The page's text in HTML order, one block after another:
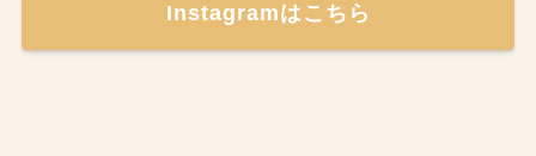
Instagramはこちら